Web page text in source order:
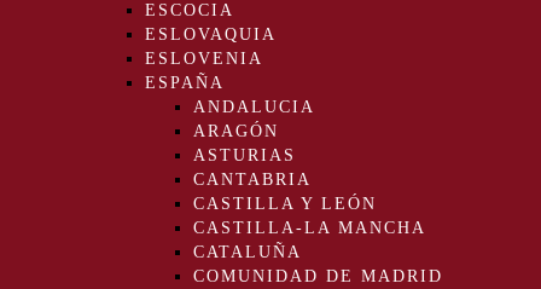
ESCOCIA
ESLOVAQUIA
ESLOVENIA
ESPAÑA
ANDALUCIA
ARAGÓN
ASTURIAS
CANTABRIA
CASTILLA Y LEÓN
CASTILLA-LA MANCHA
CATALUÑA
COMUNIDAD DE MADRID